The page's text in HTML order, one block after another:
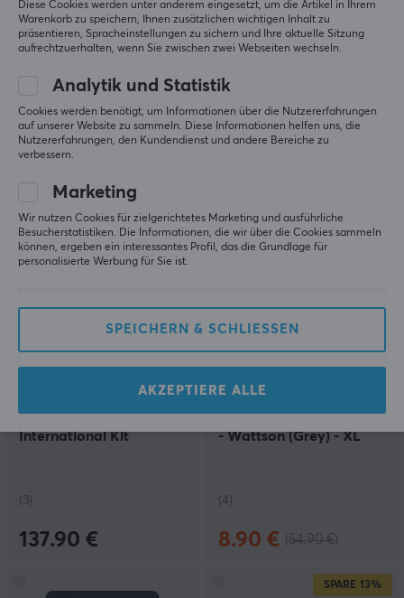
TOFU60 Redux - Dark
(100)
64.90 €
24x Energydrink, 250 ml,
MW Sogurt R2 +
International Kit
(3)
137.90 €
SPARE
Apex Gaming-Mauspad
- Wattson (Grey) - XL
(4)
8.90 €
SPARE 13%
Diese Cookies werden unter anderem eingesetzt, um die Artikel in Ihrem
Warenkorb zu speichern, Ihnen zusätzlichen wichtigen Inhalt zu
präsentieren, Spracheinstellungen zu sichern und Ihre aktuelle Sitzung
aufrechtzuerhalten, wenn Sie zwischen zwei Webseiten wechseln.
Analytik und Statistik
Cookies werden benötigt, um Informationen über die Nutzererfahrungen
auf unserer Website zu sammeln. Diese Informationen helfen uns, die
Nutzererfahrungen, den Kundendienst und andere Bereiche zu
verbessern.
Marketing
Wir nutzen Cookies für zielgerichtetes Marketing und ausführliche
Besucherstatistiken. Die Informationen, die wir über die Cookies sammeln
können, ergeben ein interessantes Profil, das die Grundlage für
personalisierte Werbung für Sie ist.
SPEICHERN & SCHLIESSEN
AKZEPTIERE ALLE